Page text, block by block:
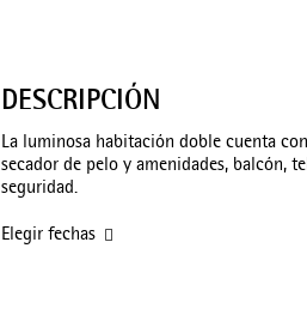
DESCRIPCIÓN
La luminosa habitación doble cuenta
secador de pelo y amenidades, balcón,
seguridad.
Elegir fechas